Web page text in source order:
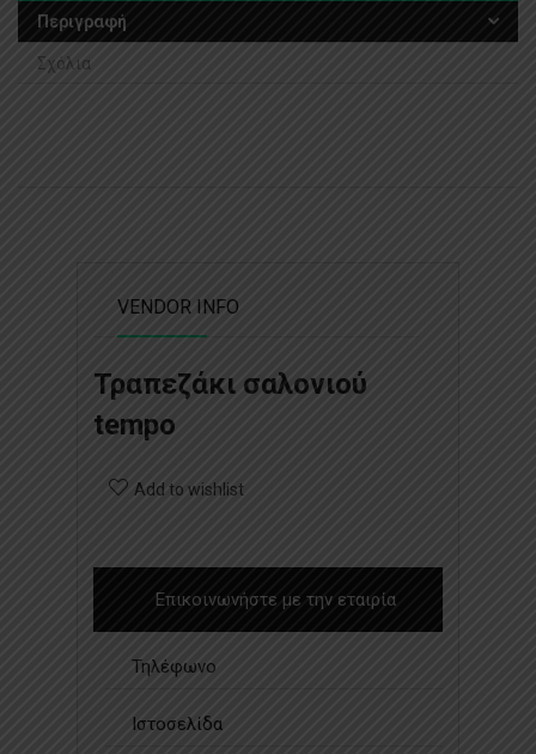
Περιγραφή
Σχόλια
VENDOR INFO
Τραπεζάκι σαλονιού
tempo
Add to wishlist
Επικοινωνήστε με την εταιρία
Τηλέφωνο
Ιστοσελίδα